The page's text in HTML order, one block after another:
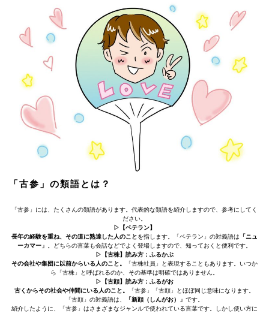
「古参」の類語とは？
「古参」には、たくさんの類語があります。代表的な類語を紹介しますので、参考にしてく
ださい。
▷【ベテラン】
長年の経験を重ね、その道に熟達した人のことを指します。「ベテラン」の対義語は 「ニュ
ーカマー」
。どちらの言葉も会話などでよく登場しますので、知っておくと便利です。
▷【古株】読み方：ふるかぶ
その会社や集団に 以前からいる人のこと。
「古株社員」と表現することもあります。いつか
ら「古株」と呼ばれるのか、その基準は明確ではありません。
▷【古顔】読み方：ふるがお
古くからその社会や仲間にいる人のこと。
「古参」「古顔」とほぼ同じ意味になります。
「古顔」の対義語は、
「新顔（しんがお）」 です。
紹介したように、「古参」はさまざまなジャンルで使われている言葉です。しかし使い方に